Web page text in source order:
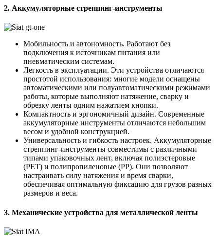
2. Аккумуляторные стреппинг-инструменты
Мобильность и автономность. Работают без
подключения к источникам питания или
пневматическим системам.
Легкость в эксплуатации. Эти устройства отличаются
простотой использования: многие модели оснащены
автоматическими или полуавтоматическими режимами
работы, которые выполняют натяжение, сварку и
обрезку ленты одним нажатием кнопки.
Компактность и эргономичный дизайн. Современные
аккумуляторные инструменты отличаются небольшим
весом и удобной конструкцией.
Универсальность и гибкость настроек. Аккумуляторные
стреппинг-инструменты совместимы с различными
типами упаковочных лент, включая полиэстеровые
(PET) и полипропиленовые (PP). Они позволяют
настраивать силу натяжения и время сварки,
обеспечивая оптимальную фиксацию для грузов разных
размеров и веса.
3. Механические устройства для металлической ленты